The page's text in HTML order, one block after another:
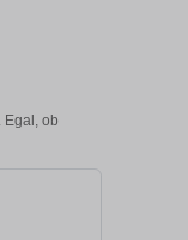
Egal, ob